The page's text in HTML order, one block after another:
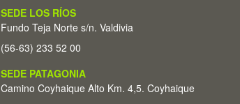
SEDE LOS RÍOS
Fundo Teja Norte s/n. Valdivia
(56-63) 233 52 00
SEDE PATAGONIA
Camino Coyhaique Alto Km. 4,5. Coyhaique